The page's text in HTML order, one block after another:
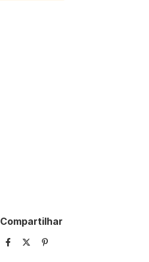
Compartilhar